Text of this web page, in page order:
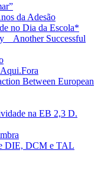
da Adesão
no Dia da Escola*
_ Another Successful
Between European
na EB 2,3 D.
DIE, DCM e TAL